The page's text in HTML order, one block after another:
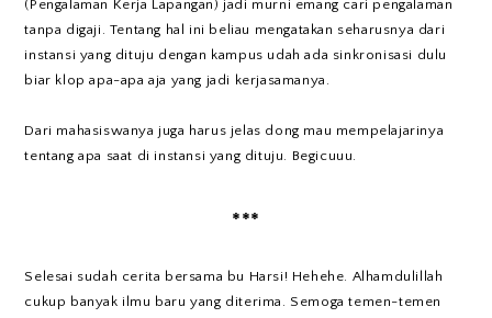
(Pengalaman Kerja Lapangan) jadi murni emang cari pengalaman
tanpa digaji. Tentang hal ini beliau mengatakan seharusnya dari
instansi yang dituju dengan kampus udah ada sinkronisasi dulu
biar klop apa-apa aja yang jadi kerjasamanya.
Dari mahasiswanya juga harus jelas dong mau mempelajarinya
tentang apa saat di instansi yang dituju. Begicuuu.
***
Selesai sudah cerita bersama bu Harsi! Hehehe. Alhamdulillah
cukup banyak ilmu baru yang diterima. Semoga temen-temen